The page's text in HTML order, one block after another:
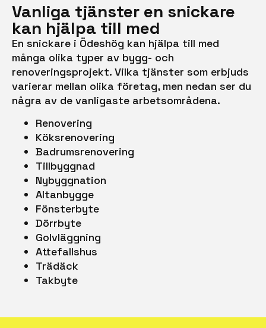
Vanliga tjänster en snickare
kan hjälpa till med
En snickare i Ödeshög kan hjälpa till med
många olika typer av bygg- och
renoveringsprojekt. Vilka tjänster som erbjuds
varierar mellan olika företag, men nedan ser du
några av de vanligaste arbetsområdena.
Renovering
Köksrenovering
Badrumsrenovering
Tillbyggnad
Nybyggnation
Altanbygge
Fönsterbyte
Dörrbyte
Golvläggning
Attefallshus
Trädäck
Takbyte